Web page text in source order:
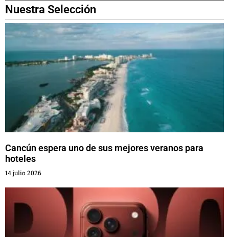
Nuestra Selección
Cancún espera uno de sus mejores veranos para
hoteles
14 julio 2026